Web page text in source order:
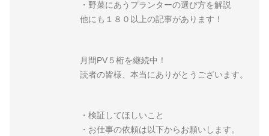
・野菜にあうプランターの選び方を解説
他にも１８０以上の記事があります！
月間PV５桁を継続中！
読者の皆様、本当にありがとうございます。
・検証してほしいこと
・お仕事の依頼は以下からお願いします。